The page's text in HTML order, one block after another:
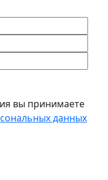
вы принимаете
данных